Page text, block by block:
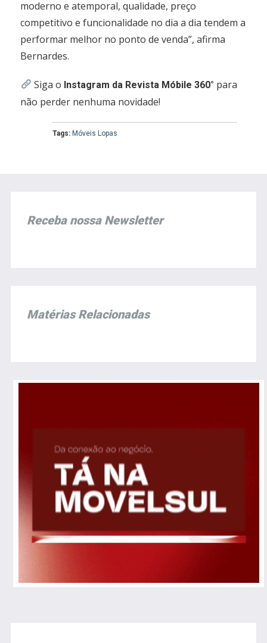
moderno e atemporal, qualidade, preço
competitivo e funcionalidade no dia a dia tendem a
performar melhor no ponto de venda”, afirma
Bernardes.
Siga o Instagram da Revista Móbile 360° para
não perder nenhuma novidade!
Tags: Móveis Lopas
Receba nossa Newsletter
Matérias Relacionadas